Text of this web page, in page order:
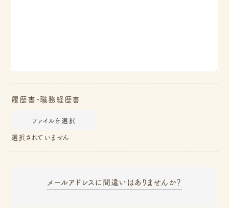
履歴書・職務経歴書
ファイルを選択
選択されていません
メールアドレスに間違いはありませんか？